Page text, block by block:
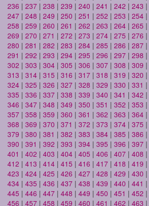
236 | 237 | 238 | 239 | 240 | 241 | 242 | 243 |
247 | 248 | 249 | 250 | 251 | 252 | 253 | 254 |
258 | 259 | 260 | 261 | 262 | 263 | 264 | 265 |
269 | 270 | 271 | 272 | 273 | 274 | 275 | 276 |
280 | 281 | 282 | 283 | 284 | 285 | 286 | 287 |
291 | 292 | 293 | 294 | 295 | 296 | 297 | 298 |
302 | 303 | 304 | 305 | 306 | 307 | 308 | 309 |
313 | 314 | 315 | 316 | 317 | 318 | 319 | 320 |
324 | 325 | 326 | 327 | 328 | 329 | 330 | 331 |
335 | 336 | 337 | 338 | 339 | 340 | 341 | 342 |
346 | 347 | 348 | 349 | 350 | 351 | 352 | 353 |
357 | 358 | 359 | 360 | 361 | 362 | 363 | 364 |
368 | 369 | 370 | 371 | 372 | 373 | 374 | 375 |
379 | 380 | 381 | 382 | 383 | 384 | 385 | 386 |
390 | 391 | 392 | 393 | 394 | 395 | 396 | 397 |
401 | 402 | 403 | 404 | 405 | 406 | 407 | 408 |
412 | 413 | 414 | 415 | 416 | 417 | 418 | 419 |
423 | 424 | 425 | 426 | 427 | 428 | 429 | 430 |
434 | 435 | 436 | 437 | 438 | 439 | 440 | 441 |
445 | 446 | 447 | 448 | 449 | 450 | 451 | 452 |
456 | 457 | 458 | 459 | 460 | 461 | 462 | 463 |